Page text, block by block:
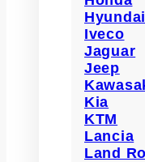
Hyundai
Iveco
Jaguar
Jeep
Kia
KTM
Lancia
Land